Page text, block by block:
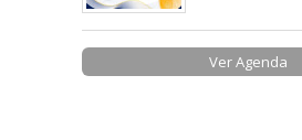
Ver Agenda